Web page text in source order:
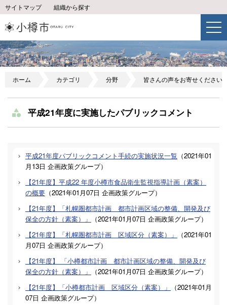
サイトマップ 組織から探す
ホーム カテゴリ 分野 皆さんの声をお寄せください
平成21年度に実施したパブリックコメント
平成21年度パブリックコメント手続の実施状況一覧 （2021年01
月13日 企画政策グループ）
【21年度】平成22 年度小樽市食品衛生監視指導計画（素案）
の概要 （2021年01月07日 企画政策グループ）
【21年度】「札幌圏都市計画 都市計画区域の整備、開発及び
保全の方針（素案）」
（2021年01月07日 企画政策グループ）
【21年度】「札幌圏都市計画 区域区分（素案）」
（2021年01
月07日 企画政策グループ）
【21年度】 「小樽都市計画 都市計画区域の整備、開発及び
保全の方針（素案）」
（2021年01月07日 企画政策グループ）
【21年度】「小樽都市計画 区域区分（素案）」
（2021年01月
07日 企画政策グループ）